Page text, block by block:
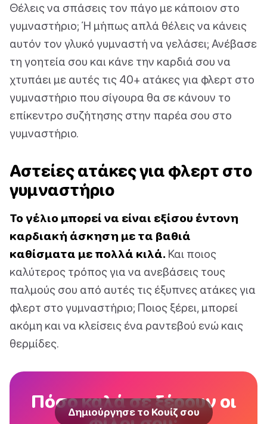
Θέλεις να σπάσεις τον πάγο με κάποιον στο
γυμναστήριο; Ή μήπως απλά θέλεις να κάνεις
αυτόν τον γλυκό γυμναστή να γελάσει; Ανέβασε
τη γοητεία σου και κάνε την καρδιά σου να
χτυπάει με αυτές τις 40+ ατάκες για φλερτ στο
γυμναστήριο που σίγουρα θα σε κάνουν το
επίκεντρο συζήτησης στην παρέα σου στο
γυμναστήριο.
Αστείες ατάκες για φλερτ στο
γυμναστήριο
Το γέλιο μπορεί να είναι εξίσου έντονη
καρδιακή άσκηση με τα βαθιά
καθίσματα με πολλά κιλά. Και ποιος
καλύτερος τρόπος για να ανεβάσεις τους
παλμούς σου από αυτές τις έξυπνες ατάκες για
φλερτ στο γυμναστήριο; Ποιος ξέρει, μπορεί
ακόμη και να κλείσεις ένα ραντεβού ενώ καις
θερμίδες.
Πόσο καλά σε ξέρουν οι
Δημιούργησε το Κουίζ σου